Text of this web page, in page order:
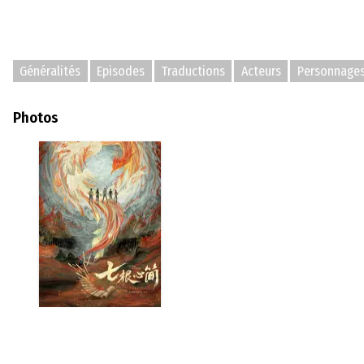
Généralités Episodes Traductions Acteurs
Photos